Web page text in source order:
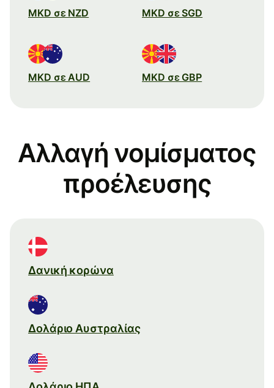
MKD σε NZD MKD σε SGD
MKD σε AUD MKD σε GBP
Αλλαγή νομίσματος
προέλευσης
Δανική κορώνα
Δολάριο Αυστραλίας